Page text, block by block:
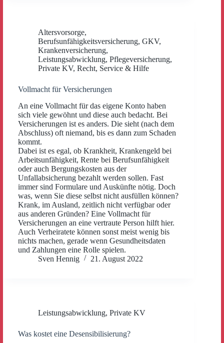
Altersvorsorge,
Berufsunfähigkeitsversicherung, GKV,
Krankenversicherung,
Leistungsabwicklung, Pflegeversicherung,
Private KV, Recht, Service & Hilfe
Vollmacht für Versicherungen
An eine Vollmacht für das eigene Konto haben
sich viele gewöhnt und diese auch bedacht. Bei
Versicherungen ist es anders. Die sieht (nach dem
Abschluss) oft niemand, bis es dann zum Schaden
kommt.
Dabei ist es egal, ob Krankheit, Krankengeld bei
Arbeitsunfähigkeit, Rente bei Berufsunfähigkeit
oder auch Bergungskosten aus der
Unfallabsicherung bezahlt werden sollen. Fast
immer sind Formulare und Auskünfte nötig. Doch
was, wenn Sie diese selbst nicht ausfüllen können?
Krank, im Ausland, zeitlich nicht verfügbar oder
aus anderen Gründen? Eine Vollmacht für
Versicherungen an eine vertraute Person hilft hier.
Auch Verheiratete können sonst meist wenig bis
nichts machen, gerade wenn Gesundheitsdaten
und Zahlungen eine Rolle spielen.
Sven Hennig
21. August 2022
Leistungsabwicklung, Private KV
Was kostet eine Desensibilisierung?